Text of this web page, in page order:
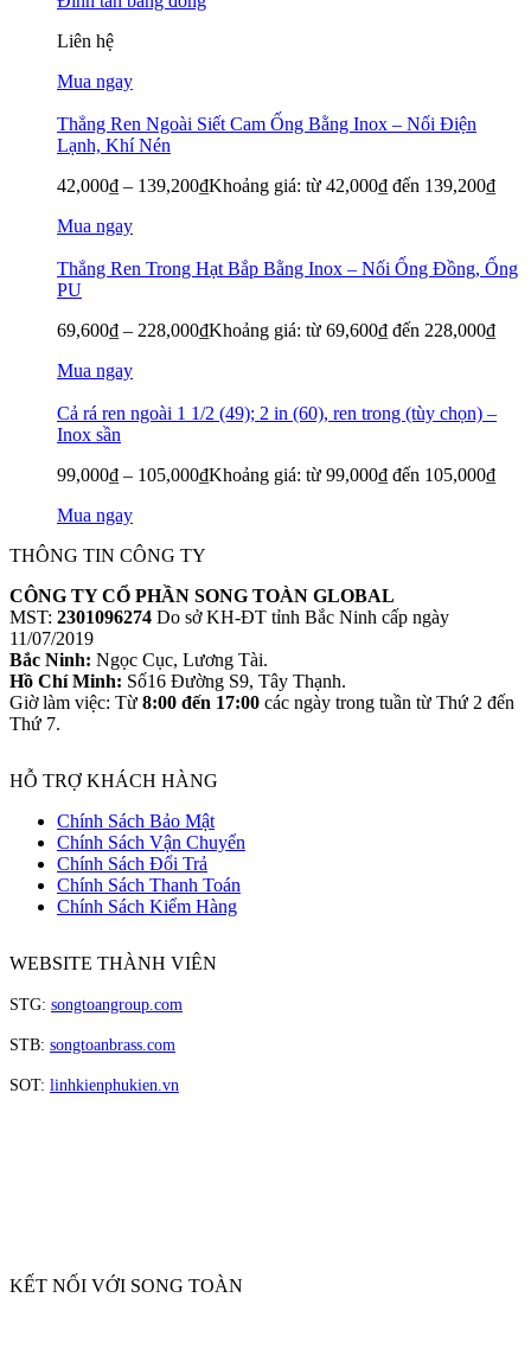
Liên hệ
Mua ngay
Thẳng Ren Ngoài Siết Cam Ống Bằng Inox – Nối Điện
Lạnh, Khí Nén
42,000₫ – 139,200₫Khoảng giá: từ 42,000₫ đến 139,200₫
Mua ngay
Thẳng Ren Trong Hạt Bắp Bằng Inox – Nối Ống Đồng, Ống
PU
69,600₫ – 228,000₫Khoảng giá: từ 69,600₫ đến 228,000₫
Mua ngay
Cả rá ren ngoài 1 1/2 (49); 2 in (60), ren trong (tùy chọn) –
Inox sần
99,000₫ – 105,000₫Khoảng giá: từ 99,000₫ đến 105,000₫
Mua ngay
THÔNG TIN CÔNG TY
CÔNG TY CỔ PHẦN SONG TOÀN GLOBAL
MST: 2301096274 Do sở KH-ĐT tỉnh Bắc Ninh cấp ngày
11/07/2019
Bắc Ninh: Ngọc Cục, Lương Tài.
Hồ Chí Minh: Số16 Đường S9, Tây Thạnh.
Giờ làm việc: Từ 8:00 đến 17:00 các ngày trong tuần từ Thứ 2 đến
Thứ 7.
HỖ TRỢ KHÁCH HÀNG
Chính Sách Bảo Mật
Chính Sách Vận Chuyển
Chính Sách Đổi Trả
Chính Sách Thanh Toán
Chính Sách Kiểm Hàng
WEBSITE THÀNH VIÊN
STG: songtoangroup.com
STB: songtoanbrass.com
SOT: linhkienphukien.vn
KẾT NỐI VỚI SONG TOÀN